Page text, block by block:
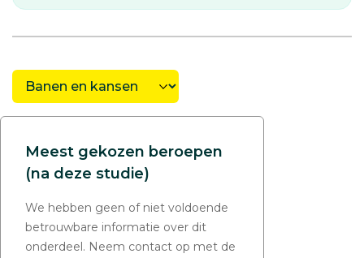
Meest gekozen beroepen
(na deze studie)
We hebben geen of niet voldoende
betrouwbare informatie over dit
onderdeel. Neem contact op met de